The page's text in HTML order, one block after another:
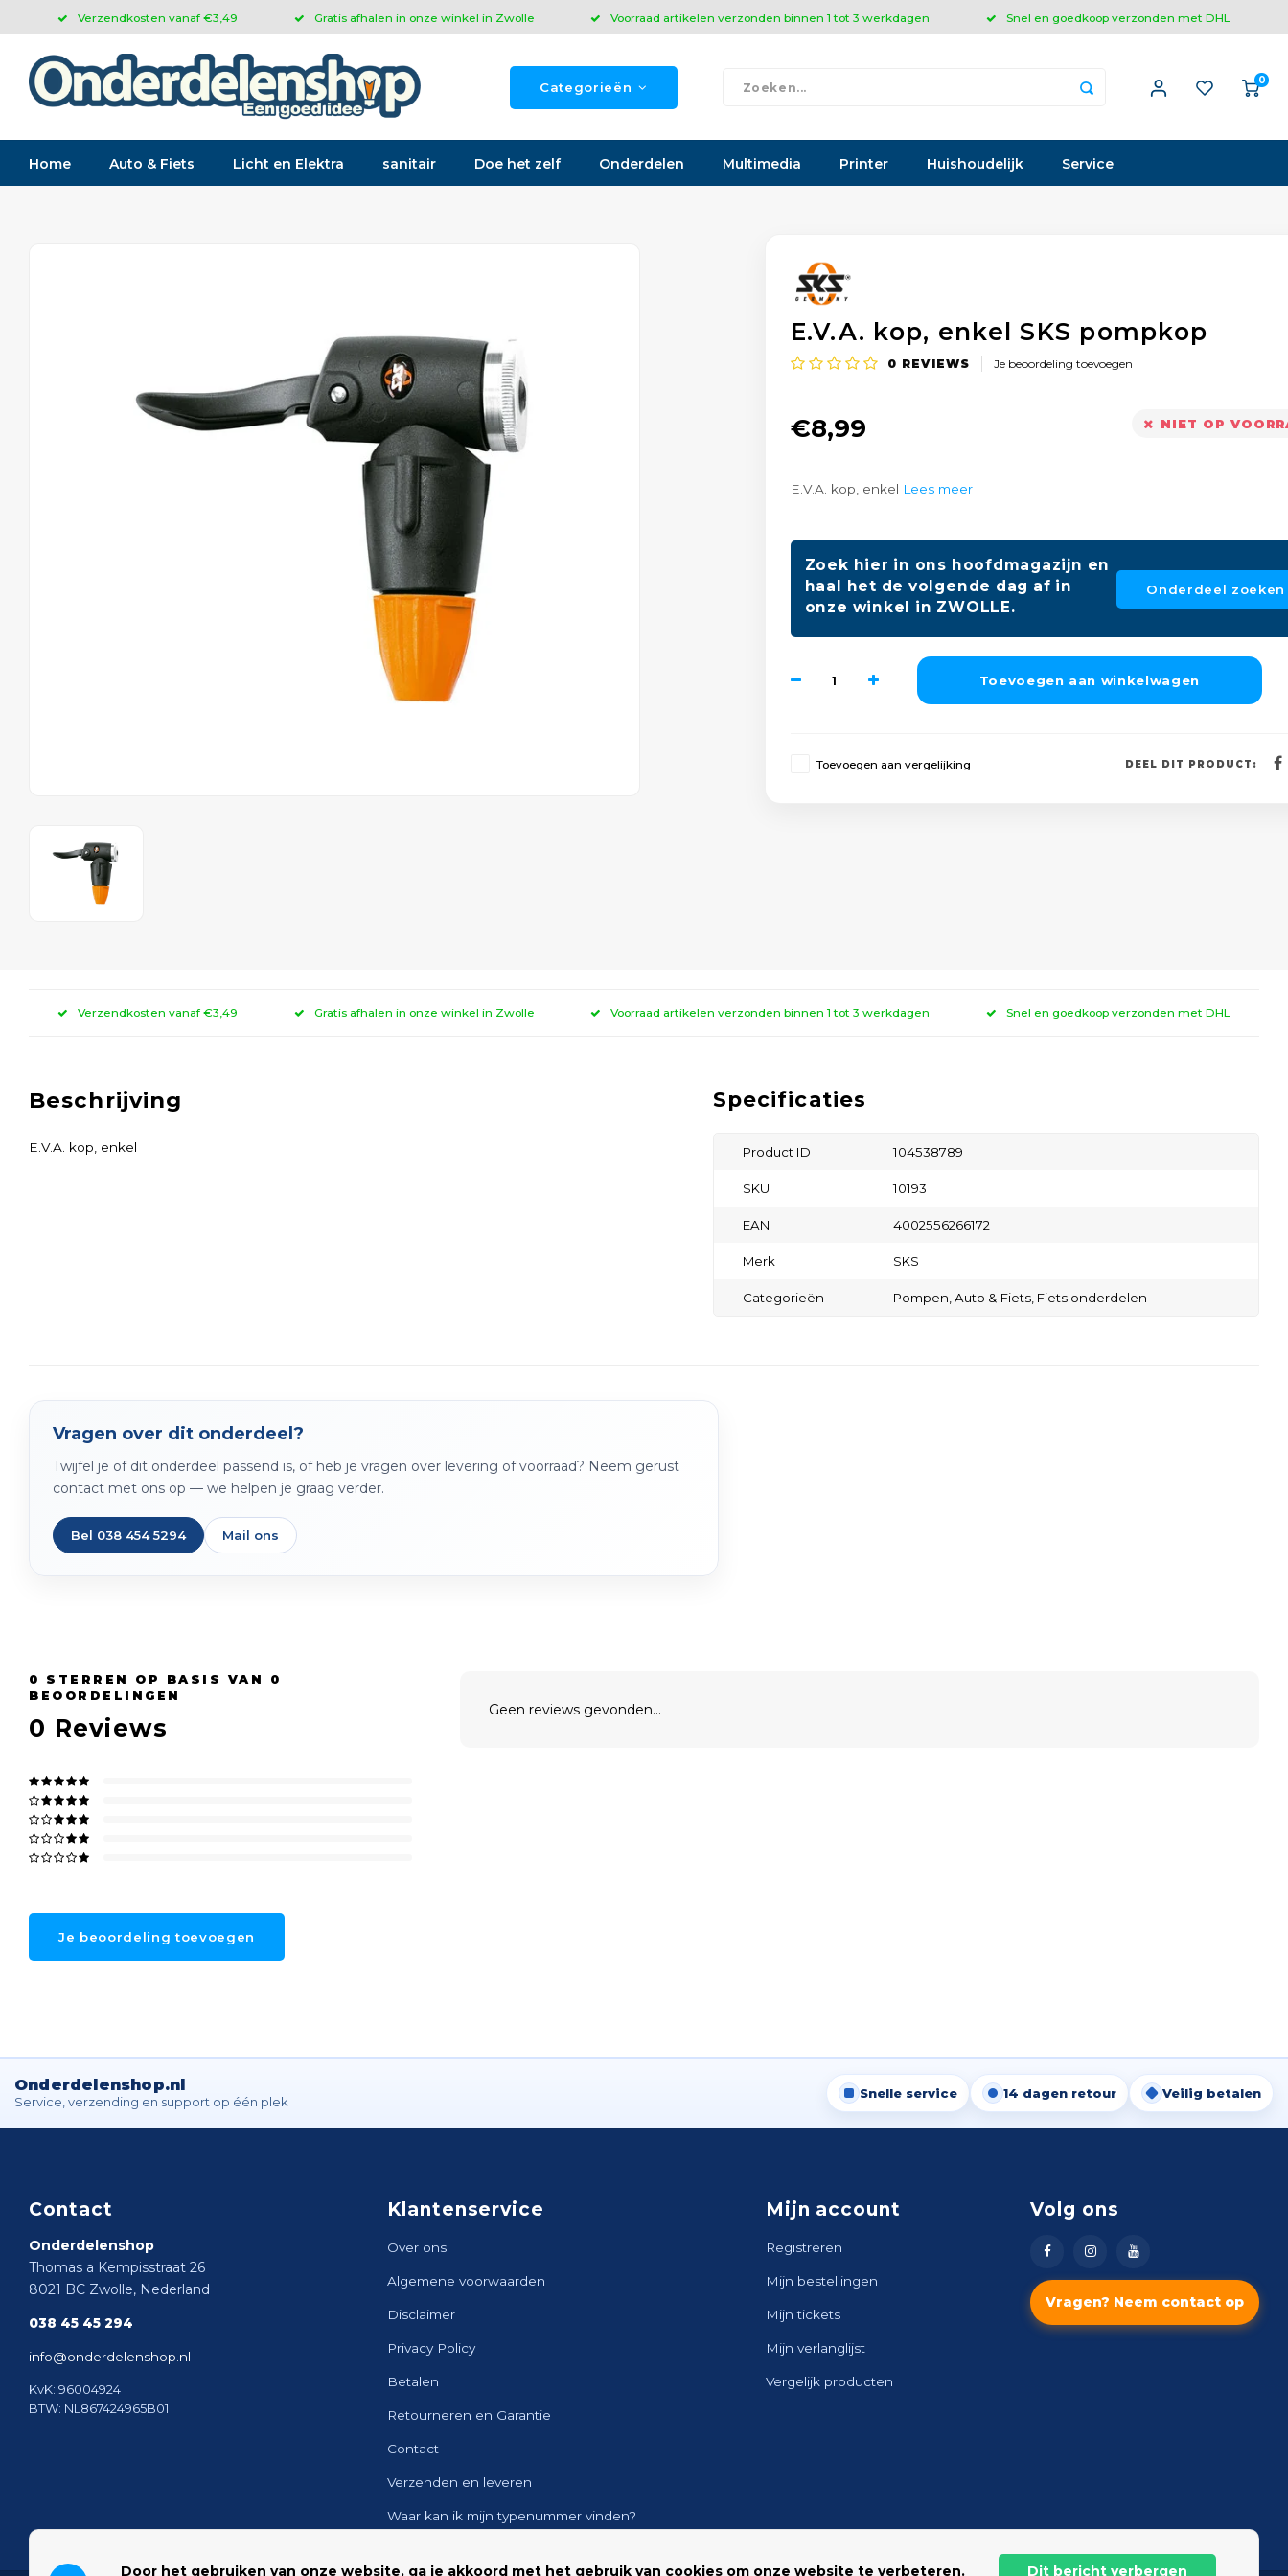
Verzendkosten vanaf €3,49 Gratis afhalen in onze winkel in Zwolle Voorraad artikelen verzonden binnen 1 tot 3 werkdagen Snel en goedkoop verzonden met DHL
Categorieën 0
Home Auto & Fiets Licht en Elektra sanitair Doe het zelf Onderdelen Multimedia Printer Huishoudelijk Service
E.V.A. kop, enkel SKS pompkop
0 REVIEWS Je beoordeling toevoegen
€8,99 NIET OP
E.V.A. kop, enkel Lees meer
Zoek hier in ons hoofdmagazijn en
haal het de volgende dag af in
onze winkel in ZWOLLE.
Onderdeel zoeken
Toevoegen aan winkelwagen
Toevoegen aan vergelijking DEEL DIT PRODUCT:
Verzendkosten vanaf €3,49 Gratis afhalen in onze winkel in Zwolle Voorraad artikelen verzonden binnen 1 tot 3 werkdagen Snel en goedkoop verzonden met DHL
Beschrijving
E.V.A. kop, enkel
Specificaties
Product ID 104538789
SKU 10193
EAN 4002556266172
Merk SKS
Categorieën Pompen, Auto & Fiets, Fiets onderdelen
Vragen over dit onderdeel?
Twijfel je of dit onderdeel passend is, of heb je vragen over levering of voorraad? Neem gerust
contact met ons op — we helpen je graag verder.
Bel 038 454 5294 Mail ons
0 STERREN OP BASIS VAN 0
BEOORDELINGEN
0 Reviews
Je beoordeling toevoegen
Geen reviews gevonden...
Onderdelenshop.nl
Service, verzending en support op één plek
Snelle service 14 dagen retour Veilig betalen
Contact
Onderdelenshop
Thomas a Kempisstraat 26
8021 BC Zwolle, Nederland
038 45 45 294
info@onderdelenshop.nl
KvK: 96004924
BTW: NL867424965B01
Klantenservice
Over ons
Algemene voorwaarden
Disclaimer
Privacy Policy
Betalen
Retourneren en Garantie
Contact
Verzenden en leveren
Waar kan ik mijn typenummer vinden?
Mijn account
Registreren
Mijn bestellingen
Mijn tickets
Mijn verlanglijst
Vergelijk producten
Volg ons
Vragen? Neem contact op
Door het gebruiken van onze website, ga je akkoord met het gebruik van cookies om onze website te verbeteren. Dit bericht verbergen